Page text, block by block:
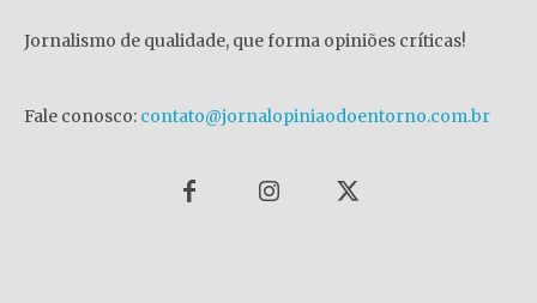
Jornalismo de qualidade, que forma opiniões críticas!
Fale conosco: contato@jornalopiniaodoentorno.com.br